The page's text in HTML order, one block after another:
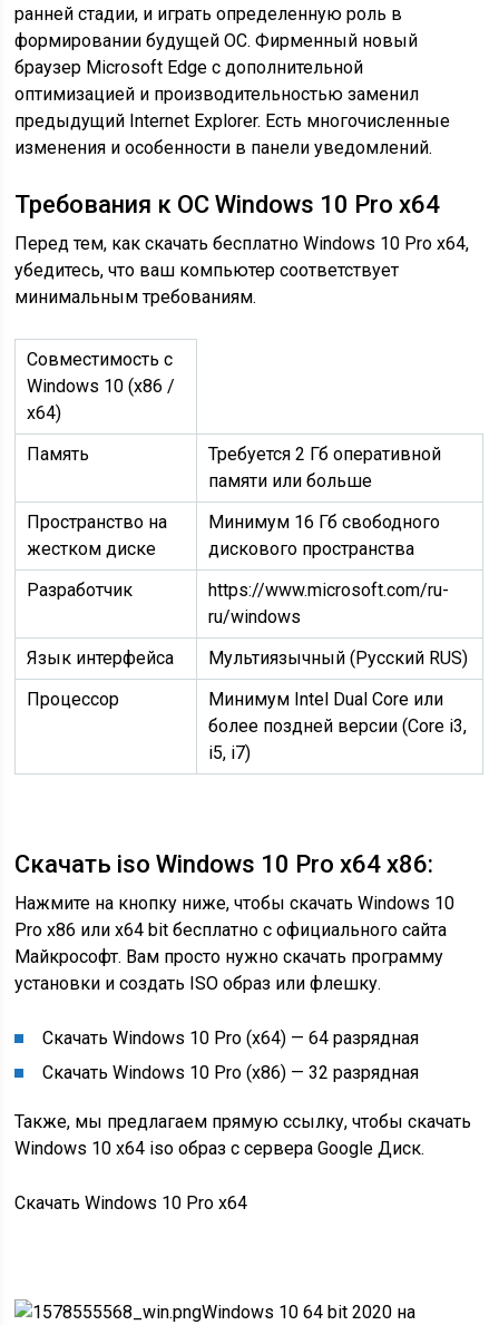
ранней стадии, и играть определенную роль в
формировании будущей ОС. Фирменный новый
браузер Microsoft Edge с дополнительной
оптимизацией и производительностью заменил
предыдущий Internet Explorer. Есть многочисленные
изменения и особенности в панели уведомлений.
Требования к ОС Windows 10 Pro x64
Перед тем, как скачать бесплатно Windows 10 Pro x64,
убедитесь, что ваш компьютер соответствует
минимальным требованиям.
Совместимость с
Windows 10 (x86 /
x64)
Память
Требуется 2 Гб оперативной
памяти или больше
Пространство на
жестком диске
Минимум 16 Гб свободного
дискового пространства
Разработчик
https://www.microsoft.com/ru-
ru/windows
Язык интерфейса
Мультиязычный (Русский RUS)
Процессор
Минимум Intel Dual Core или
более поздней версии (Core i3,
i5, i7)
Скачать iso Windows 10 Pro x64 x86:
Нажмите на кнопку ниже, чтобы скачать Windows 10
Pro x86 или x64 bit бесплатно с официального сайта
Майкрософт. Вам просто нужно скачать программу
установки и создать ISO образ или флешку.
Скачать Windows 10 Pro (x64) — 64 разрядная
Скачать Windows 10 Pro (x86) — 32 разрядная
Также, мы предлагаем прямую ссылку, чтобы скачать
Windows 10 x64 iso образ с сервера Google Диск.
Скачать Windows 10 Pro x64
Windows 10 64 bit 2020 на